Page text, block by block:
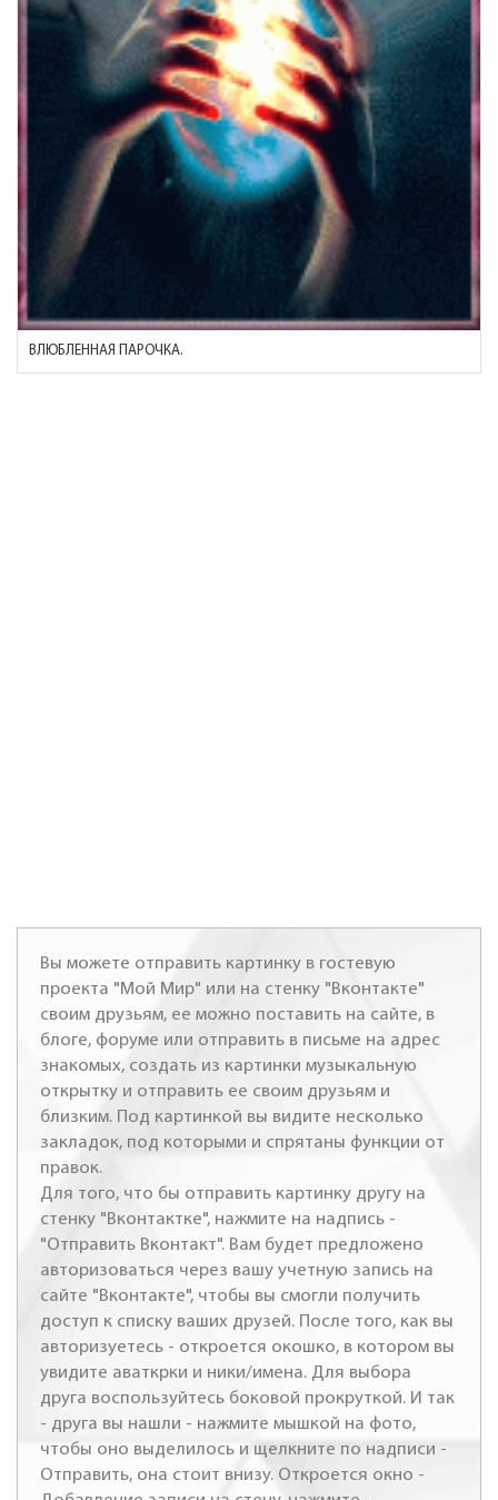
ВЛЮБЛЕННАЯ ПАРОЧКА.
Вы можете отправить картинку в гостевую
проекта "Мой Мир" или на стенку "Вконтакте"
своим друзьям, ее можно поставить на сайте, в
блоге, форуме или отправить в письме на адрес
знакомых, создать из картинки музыкальную
открытку и отправить ее своим друзьям и
близким. Под картинкой вы видите несколько
закладок, под которыми и спрятаны функции от
правок.
Для того, что бы отправить картинку другу на
стенку "Вконтактке", нажмите на надпись -
"Отправить Вконтакт". Вам будет предложено
авторизоваться через вашу учетную запись на
сайте "Вконтакте", чтобы вы смогли получить
доступ к списку ваших друзей. После того, как вы
авторизуетесь - откроется окошко, в котором вы
увидите аваткрки и ники/имена. Для выбора
друга воспользуйтесь боковой прокруткой. И так
- друга вы нашли - нажмите мышкой на фото,
чтобы оно выделилось и щелкните по надписи -
Отправить, она стоит внизу. Откроется окно -